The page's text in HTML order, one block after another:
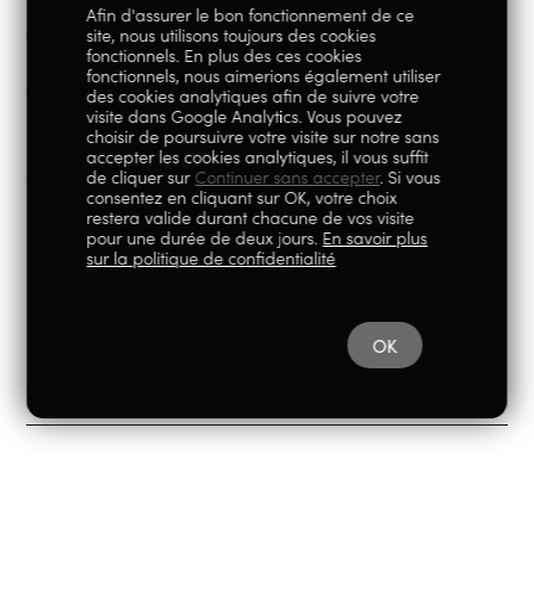
Webshop
Votre compte client
Livraison
Conditions générales de vente
Restons en contact
Afin d'assurer le bon fonctionnement de ce
site, nous utilisons toujours des cookies
fonctionnels. En plus des ces cookies
fonctionnels, nous aimerions également utiliser
des cookies analytiques afin de suivre votre
visite dans Google Analytics. Vous pouvez
choisir de poursuivre votre visite sur notre sans
accepter les cookies analytiques, il vous suffit
de cliquer sur Continuer sans accepter. Si vous
consentez en cliquant sur OK, votre choix
restera valide durant chacune de vos visite
pour une durée de deux jours. En savoir plus
sur la politique de confidentialité
OK